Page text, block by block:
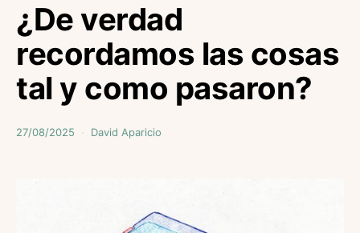
¿De verdad
recordamos las cosas
tal y como pasaron?
27/08/2025 David Aparicio